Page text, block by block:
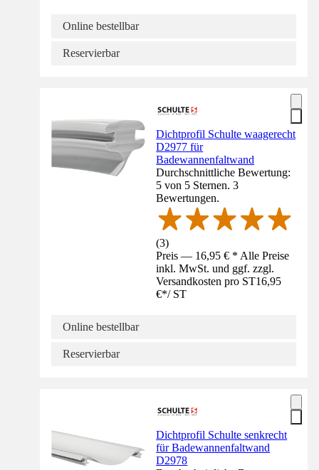
Online bestellbar
Reservierbar
Dichtprofil Schulte waagerecht
D2977 für
Badewannenfaltwand
Durchschnittliche Bewertung:
5 von 5 Sternen. 3
Bewertungen.
(3)
Preis — 16,95 € * Alle Preise
inkl. MwSt. und ggf. zzgl.
Versandkosten pro ST16,95
€*/ ST
Online bestellbar
Reservierbar
Dichtprofil Schulte senkrecht
für Badewannenfaltwand
D2978